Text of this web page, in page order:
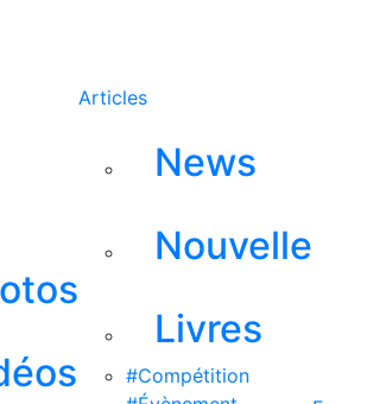
Articles
News
Nouvelle
Livres
#Compétition